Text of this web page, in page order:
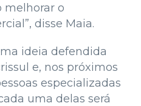
melhorar o
disse Maia.
ideia defendida
e, nos próximos
especializadas
uma delas será